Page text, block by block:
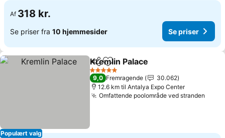
Af 318 kr.
Se priser fra 10 hjemmesider Se priser
Populært valg
Del Føj til favoritter
Kremlin Palace
5 Stjerner
9,0 Fremragende
30.062
12.6 km til Antalya Expo Center
Omfattende poolområde ved stranden